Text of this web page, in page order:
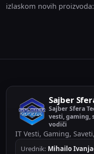
izlaskom novih
Sajber
Sajber Sfera
vesti, gaming,
vodiči
IT Vesti, Gaming,
Urednik: Mihailo